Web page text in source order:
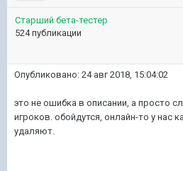
Старший бета-тестер
524 публикации
Опубликовано: 24 авг 2018, 15:04:02
это не ошибка в описании, а просто
игроков. обойдутся, онлайн-то у нас
удаляют.